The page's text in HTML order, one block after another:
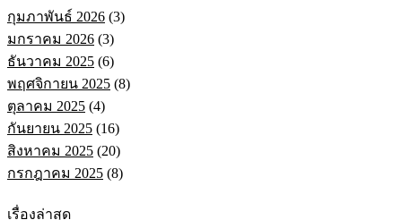
กุมภาพันธ์ 2026 (3)
มกราคม 2026 (3)
ธันวาคม 2025 (6)
พฤศจิกายน 2025 (8)
ตุลาคม 2025 (4)
กันยายน 2025 (16)
สิงหาคม 2025 (20)
กรกฎาคม 2025 (8)
เรื่องล่าสุด